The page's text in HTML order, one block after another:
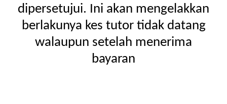
dipersetujui. Ini akan mengelakkan
berlakunya kes tutor tidak datang
walaupun setelah menerima
bayaran